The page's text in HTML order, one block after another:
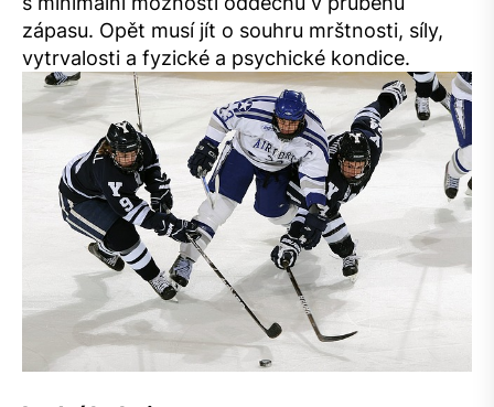
zápasu. Opět musí jít o souhru mrštnosti, síly,
vytrvalosti a fyzické a psychické kondice.